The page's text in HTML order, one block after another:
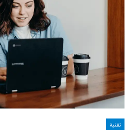
تقنية